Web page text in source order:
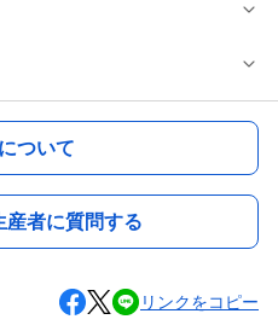
ついて
産者に質問する
リンクをコピー